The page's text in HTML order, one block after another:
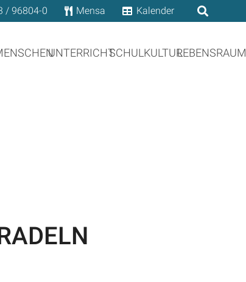
/ 96804-0 Mensa Kalender
UNTERRICHTSCHULKULTURLEBENSRAUM